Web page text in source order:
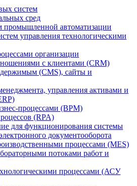
систем
сред
промышленной автоматизации
управления технологическими
организации
с клиентами (CRM)
(CMS), сайты и
управления активами и
процессами (BPM)
(RPA)
для функционирования системы
документооборота
процессами (MES)
потоками работ и
процессами (АСУ